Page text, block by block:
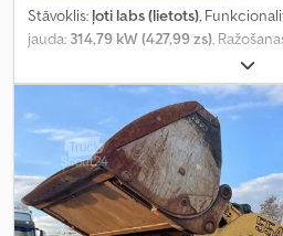
Stāvoklis: ļoti labs (lietots),
jauda: 314,79 kW (427,99 zs),